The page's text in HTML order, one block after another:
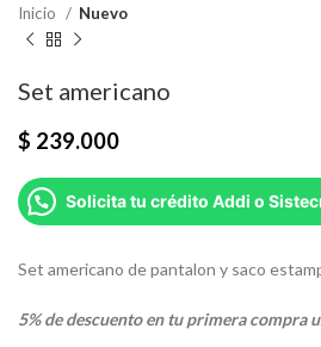
Inicio Nuevo
Set americano
$ 239.000
Solicita tu crédito Addi o
Set americano de pantalon y saco
5% de descuento en tu primera compra